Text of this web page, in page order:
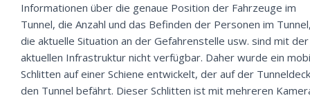
Informationen über die genaue Position der Fahrzeuge im
Tunnel, die Anzahl und das Befinden der Personen im
die aktuelle Situation an der Gefahrenstelle usw. sind mit der
aktuellen Infrastruktur nicht verfügbar. Daher wurde ein
Schlitten auf einer Schiene entwickelt, der auf der
den Tunnel befährt. Dieser Schlitten ist mit mehreren